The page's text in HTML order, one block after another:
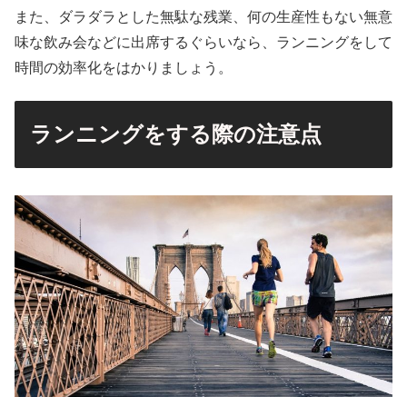
また、ダラダラとした無駄な残業、何の生産性もない無意
味な飲み会などに出席するぐらいなら、ランニングをして
時間の効率化をはかりましょう。
ランニングをする際の注意点